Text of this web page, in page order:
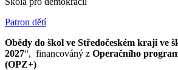
Patron dětí
Obědy do škol ve Středočeském kraji ve
2027“, financováný z Operačního
(OPZ+)